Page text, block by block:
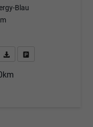
Blau
anfordern
Fahrzeugexpose (PDF)